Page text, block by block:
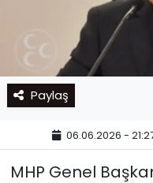
Paylaş
06.06.2026 -
MHP Genel